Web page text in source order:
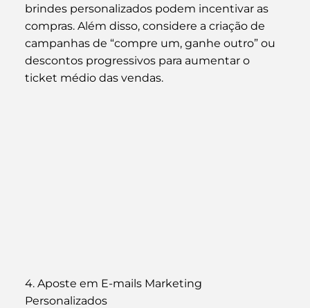
brindes personalizados podem incentivar as
compras. Além disso, considere a criação de
campanhas de “compre um, ganhe outro” ou
descontos progressivos para aumentar o
ticket médio das vendas.
4. Aposte em E-mails Marketing
Personalizados